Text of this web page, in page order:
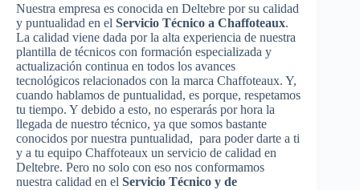
Nuestra empresa es conocida en Deltebre por su calidad
y puntualidad en el Servicio Técnico a Chaffoteaux.
La calidad viene dada por la alta experiencia de nuestra
plantilla de técnicos con formación especializada y
actualización continua en todos los avances
tecnológicos relacionados con la marca Chaffoteaux. Y,
cuando hablamos de puntualidad, es porque, respetamos
tu tiempo. Y debido a esto, no esperarás por hora la
llegada de nuestro técnico, ya que somos bastante
conocidos por nuestra puntualidad, para poder darte a ti
y a tu equipo Chaffoteaux un servicio de calidad en
Deltebre. Pero no solo con eso nos conformamos
nuestra calidad en el Servicio Técnico y de